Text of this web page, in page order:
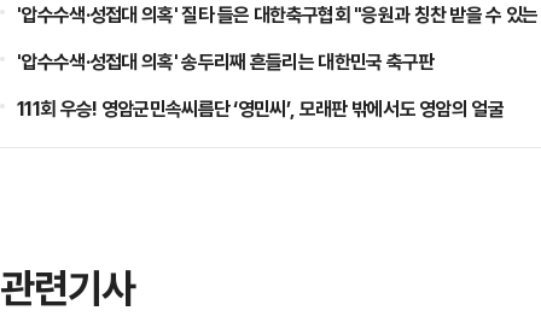
'압수수색·성접대 의혹' 질타 들은 대한축구협회 "응원과 칭찬 받을 수 있
'압수수색·성접대 의혹' 송두리째 흔들리는 대한민국 축구판
111회 우승! 영암군민속씨름단 ‘영민씨’, 모래판 밖에서도 영암의 얼굴
관련기사